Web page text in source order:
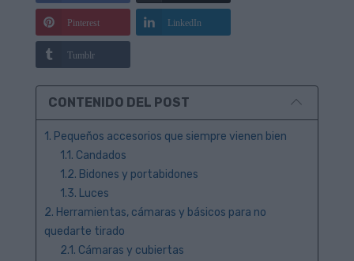
Pinterest LinkedIn
Tumblr
CONTENIDO DEL POST
1. Pequeños accesorios que siempre vienen bien
1.1. Candados
1.2. Bidones y portabidones
1.3. Luces
2. Herramientas, cámaras y básicos para no
quedarte tirado
2.1. Cámaras y cubiertas